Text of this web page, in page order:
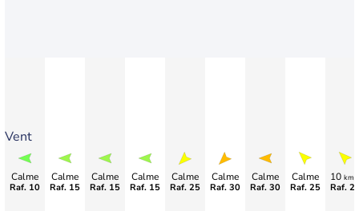
Vent
Calme
Raf. 10
Calme
Raf. 15
Calme
Raf. 15
Calme
Raf. 15
Calme
Raf. 25
Calme
Raf. 30
Calme
Raf. 30
Calme
Raf. 25
10 km/
Raf.